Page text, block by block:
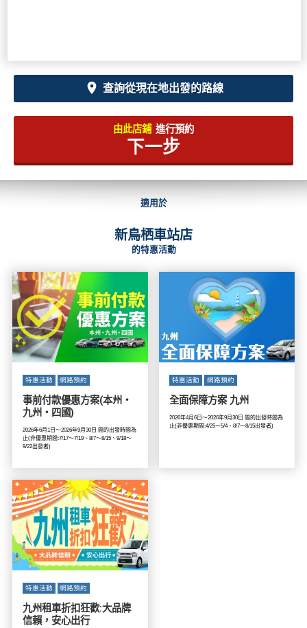
查詢從現在地出發的路線
由此店鋪 進行預約
下一步
適用於
新鳥栖車站店
的特惠活動
特惠活動 網路預約
事前付款優惠方案(本州・
九州・四國)
2026年6月1日～2026年9月30日 間的出發時間為
止(非優惠期間:7/17～7/19、8/7～8/15、9/18～
9/22出發者)
特惠活動 網路預約
全面保障方案 九州
2026年4月6日～2026年9月30日 間的出發時間為
止(非優惠期間:4/25～5/4、8/7～8/15出發者)
特惠活動 網路預約
九州租車折扣狂歡:大品牌
信賴，安心出行